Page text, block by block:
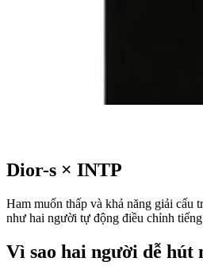
Dior-s × INTP
Ham muốn thấp và khả năng giải cấu
như hai người tự động điều chỉnh
Vì sao hai người dễ hút